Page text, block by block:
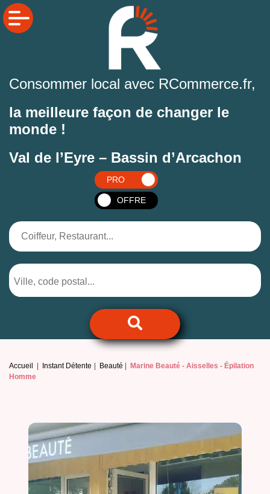
Consommer local avec RCommerce.fr,
la meilleure façon de changer le
monde !
Val de l’Eyre – Bassin d’Arcachon
PRO
OFFRE
Accueil Instant Détente Beauté Marine Beauté -Aisselles - Épilation
Homme